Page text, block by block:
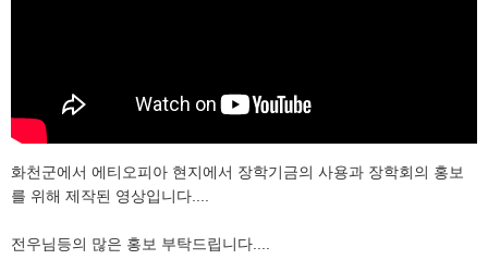
화천군에서 에티오피아 현지에서 장학기금의 사용과 장학회의 홍보
를 위해 제작된 영상입니다....
전우님등의 많은 홍보 부탁드립니다....